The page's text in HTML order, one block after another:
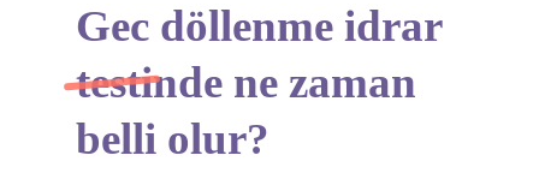
Gec döllenme idrar
testinde ne zaman
belli olur?